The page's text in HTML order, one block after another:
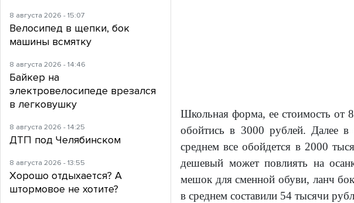
Школьная форма, ее стоимость от
обойтись в 3000 рублей. Далее в
среднем все обойдется в 2000
дешевый может повлиять на
мешок для сменной обуви, ланч
в среднем составили 54 тысячи
8 августа 2026 - 15:07
Велосипед в щепки, бок
машины всмятку
8 августа 2026 - 14:46
Байкер на
электровелосипеде врезался
в легковушку
8 августа 2026 - 14:25
ДТП под Челябинском
8 августа 2026 - 13:55
Хорошо отдыхается? А
штормовое не хотите?